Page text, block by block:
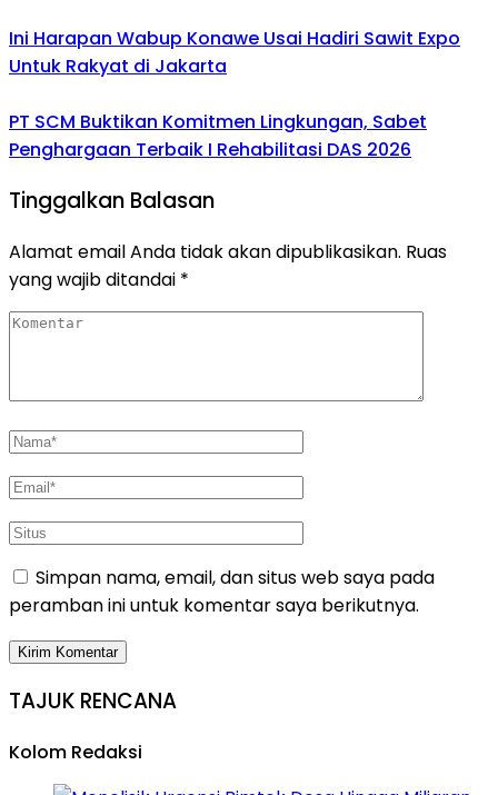
Ini Harapan Wabup Konawe Usai Hadiri Sawit Expo
Untuk Rakyat di Jakarta
PT SCM Buktikan Komitmen Lingkungan, Sabet
Penghargaan Terbaik I Rehabilitasi DAS 2026
Tinggalkan Balasan
Alamat email Anda tidak akan dipublikasikan. Ruas
yang wajib ditandai *
Simpan nama, email, dan situs web saya pada
peramban ini untuk komentar saya berikutnya.
TAJUK RENCANA
Kolom Redaksi